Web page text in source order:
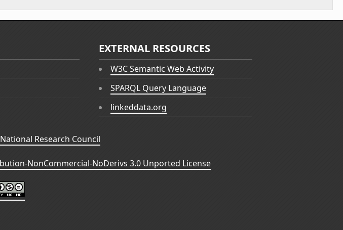
EXTERNAL RESOURCES
W3C Semantic Web Activity
SPARQL Query Language
linkeddata.org
Research Council
NonCommercial-NoDerivs 3.0 Unported License